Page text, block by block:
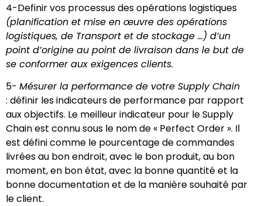
4-Definir vos processus des opérations logistiques
(planification et mise en œuvre des opérations
logistiques, de Transport et de stockage …) d’un
point d’origine au point de livraison dans le but de
se conformer aux exigences clients.
5- Mésurer la performance de votre Supply Chain
: définir les indicateurs de performance par rapport
aux objectifs. Le meilleur indicateur pour le Supply
Chain est connu sous le nom de « Perfect Order ». Il
est défini comme le pourcentage de commandes
livrées au bon endroit, avec le bon produit, au bon
moment, en bon état, avec la bonne quantité et la
bonne documentation et de la manière souhaité par
le client.